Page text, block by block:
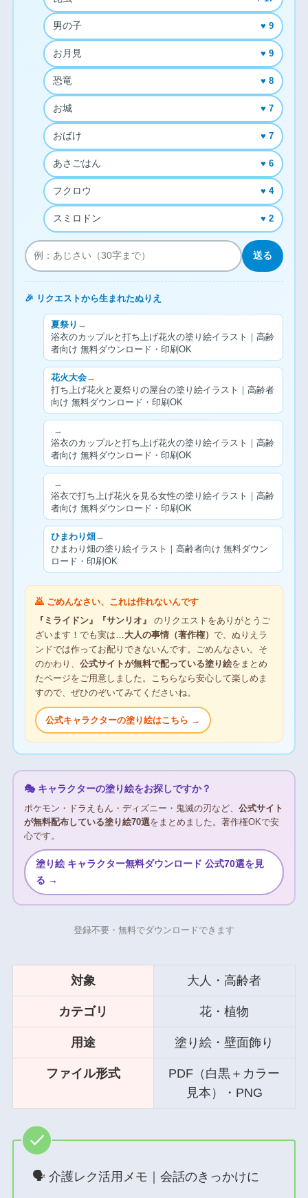
男の子 ♥ 9
お月見 ♥ 9
恐竜 ♥ 8
お城 ♥ 7
おばけ ♥ 7
あさごはん ♥ 6
フクロウ ♥ 4
スミロドン ♥ 2
送る
🎉 リクエストから生まれたぬりえ
夏祭り →
浴衣のカップルと打ち上げ花火の塗り絵イラスト｜高齢
者向け 無料ダウンロード・印刷OK
花火大会→
打ち上げ花火と夏祭りの屋台の塗り絵イラスト｜高齢者
向け 無料ダウンロード・印刷OK
→
浴衣のカップルと打ち上げ花火の塗り絵イラスト｜高齢
者向け 無料ダウンロード・印刷OK
→
浴衣で打ち上げ花火を見る女性の塗り絵イラスト｜高齢
者向け 無料ダウンロード・印刷OK
ひまわり畑 →
ひまわり畑の塗り絵イラスト｜高齢者向け 無料ダウン
ロード・印刷OK
🙇 ごめんなさい、これは作れないんです
『ミライドン』『サンリオ』
のリクエストをありがとうご
ざいます！でも実は…大人の事情（著作権） で、ぬりえラ
ンドでは作ってお配りできないんです。ごめんなさい。そ
のかわり、 公式サイトが無料で配っている塗り絵をまとめ
たページをご用意しました。こちらなら安心して楽しめま
すので、ぜひのぞいてみてくださいね。
公式キャラクターの塗り絵はこちら →
🎭 キャラクターの塗り絵をお探しですか？
ポケモン・ドラえもん・ディズニー・鬼滅の刃など、 公式サイト
が無料配布している塗り絵70選をまとめました。著作権OKで安
心です。
塗り絵 キャラクター無料ダウンロード 公式70選を見
る →
登録不要・無料でダウンロードできます
対象 大人・高齢者
カテゴリ 花・植物
用途 塗り絵・壁面飾り
ファイル形式
PDF（白黒＋カラー
見本）・PNG
🗣 介護レク活用メモ｜会話のきっかけに